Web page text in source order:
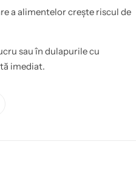
a alimentelor crește riscul de
sau în dulapurile cu
imediat.